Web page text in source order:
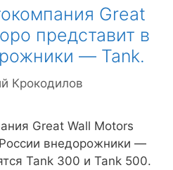
Great
представит в
— Tank.
Крокодилов
Great Wall Motors
внедорожники —
Tank 300 и Tank 500.